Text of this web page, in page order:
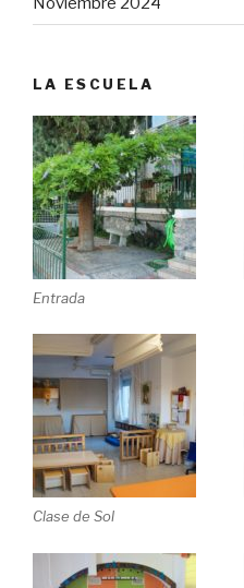
LA ESCUELA
Entrada
Clase de Sol